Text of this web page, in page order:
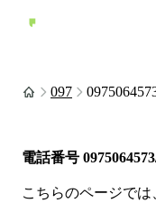
097
電話番号
こちらのページでは